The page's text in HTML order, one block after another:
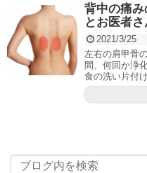
背中の痛
とお医者
2021/3/25
左右の肩甲骨
間、何回か浄
食の洗い片付